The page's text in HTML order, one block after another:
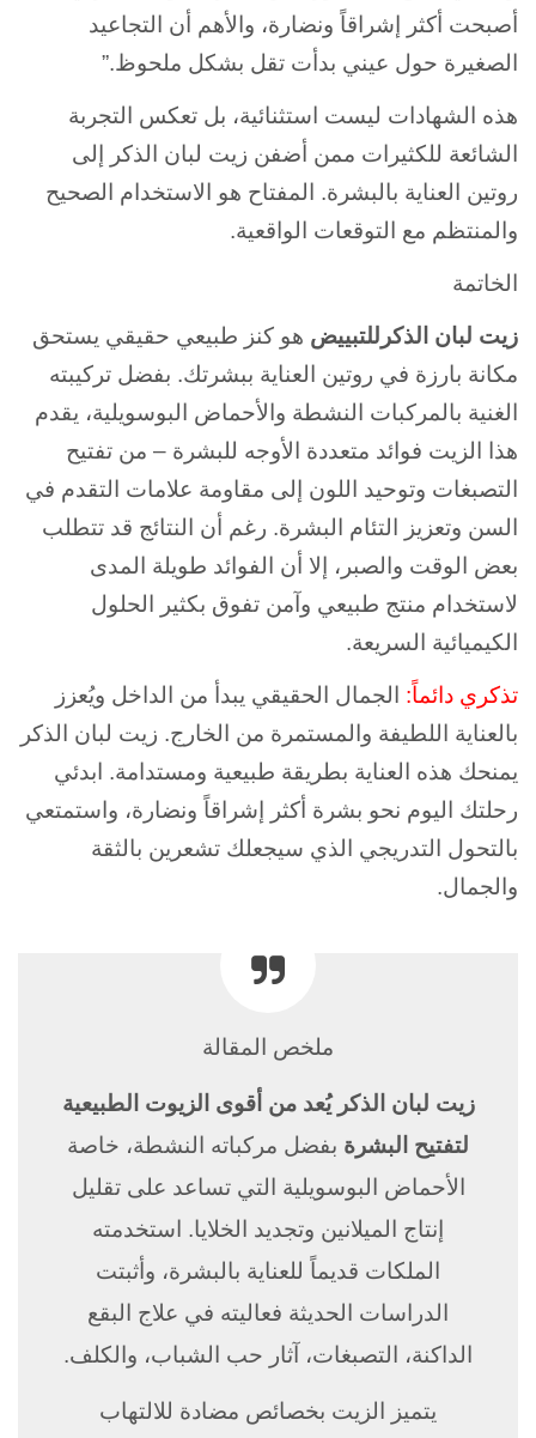
أصبحت أكثر إشراقاً ونضارة، والأهم أن التجاعيد
الصغيرة حول عيني بدأت تقل بشكل ملحوظ.”
هذه الشهادات ليست استثنائية، بل تعكس التجربة
الشائعة للكثيرات ممن أضفن زيت لبان الذكر إلى
روتين العناية بالبشرة. المفتاح هو الاستخدام الصحيح
والمنتظم مع التوقعات الواقعية.
الخاتمة
زيت لبان الذكرللتبييض هو كنز طبيعي حقيقي يستحق
مكانة بارزة في روتين العناية ببشرتك. بفضل تركيبته
الغنية بالمركبات النشطة والأحماض البوسويلية، يقدم
هذا الزيت فوائد متعددة الأوجه للبشرة – من تفتيح
التصبغات وتوحيد اللون إلى مقاومة علامات التقدم في
السن وتعزيز التئام البشرة. رغم أن النتائج قد تتطلب
بعض الوقت والصبر، إلا أن الفوائد طويلة المدى
لاستخدام منتج طبيعي وآمن تفوق بكثير الحلول
الكيميائية السريعة.
تذكري دائماً: الجمال الحقيقي يبدأ من الداخل ويُعزز
بالعناية اللطيفة والمستمرة من الخارج. زيت لبان الذكر
يمنحك هذه العناية بطريقة طبيعية ومستدامة. ابدئي
رحلتك اليوم نحو بشرة أكثر إشراقاً ونضارة، واستمتعي
بالتحول التدريجي الذي سيجعلك تشعرين بالثقة
والجمال.
ملخص المقالة
زيت لبان الذكر يُعد من أقوى الزيوت الطبيعية
لتفتيح البشرة بفضل مركباته النشطة، خاصة
الأحماض البوسويلية التي تساعد على تقليل
إنتاج الميلانين وتجديد الخلايا. استخدمته
الملكات قديماً للعناية بالبشرة، وأثبتت
الدراسات الحديثة فعاليته في علاج البقع
الداكنة، التصبغات، آثار حب الشباب، والكلف.
يتميز الزيت بخصائص مضادة للالتهاب